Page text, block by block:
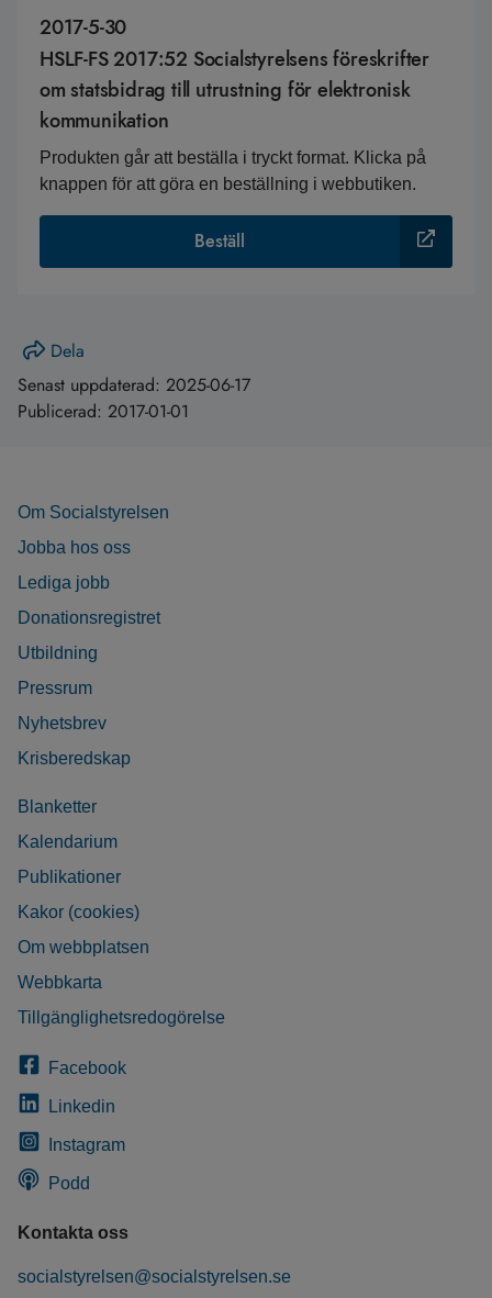
2017-5-30
HSLF-FS 2017:52 Socialstyrelsens föreskrifter
om statsbidrag till utrustning för elektronisk
kommunikation
Produkten går att beställa i tryckt format. Klicka på
knappen för att göra en beställning i webbutiken.
Beställ
Dela
Senast uppdaterad: 2025-06-17
Publicerad: 2017-01-01
Om Socialstyrelsen
Jobba hos oss
Lediga jobb
Donationsregistret
Utbildning
Pressrum
Nyhetsbrev
Krisberedskap
Blanketter
Kalendarium
Publikationer
Kakor (cookies)
Om webbplatsen
Webbkarta
Tillgänglighetsredogörelse
Facebook
Linkedin
Instagram
Podd
Kontakta oss
socialstyrelsen@socialstyrelsen.se